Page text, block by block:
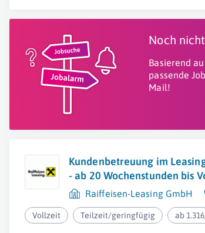
Noch
Basierend
passende
Mail!
Kundenbetreuung im
- ab 20 Wochenstunden bis
Raiffeisen-Leasing GmbH
Vollzeit Teilzeit/geringfügig ab